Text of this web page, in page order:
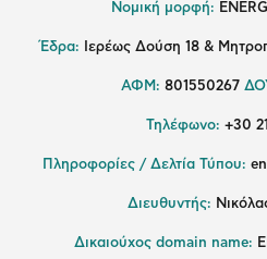
Νομική μορφή:
Έδρα: Ιερέως Δούση 18 &
ΑΦΜ: 801550267
Τηλέφωνο: +30
Πληροφορίες / Δελτία Τύπου:
Διευθυντής:
Δικαιούχος domain name: